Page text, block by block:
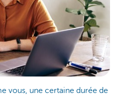
vous, une certaine durée de